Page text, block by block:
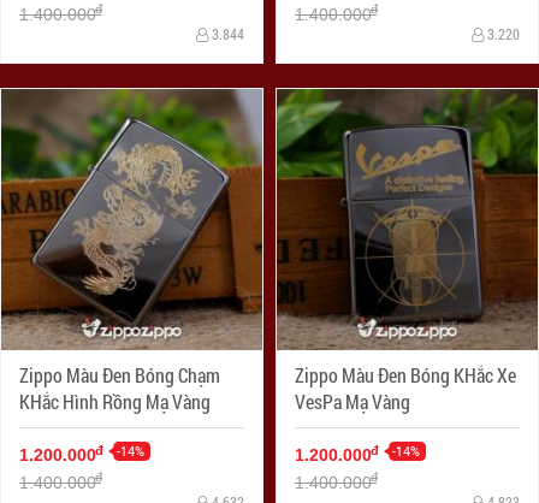
1.400.000đ
3.844
1.400.000đ
3.220
Zippo Màu Đen Bóng Chạm
KHắc Hình Rồng Mạ Vàng
1.200.000đ -14%
1.400.000đ
Zippo Màu Đen Bóng KHắc Xe
VesPa Mạ Vàng
1.200.000đ -14%
1.400.000đ